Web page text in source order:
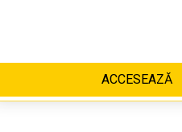
ACCESEAZĂ